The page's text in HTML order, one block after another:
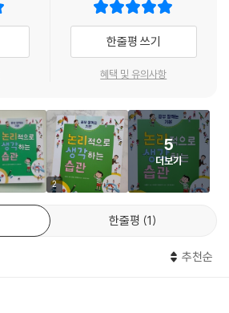
한줄평 쓰기
혜택 및 유의사항
2
5
더보기
한줄평 1
추천순